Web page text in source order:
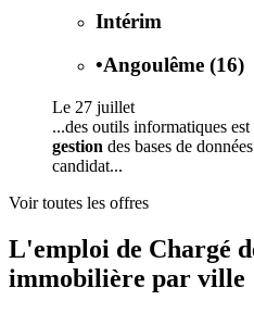
Intérim
•Angoulême (16)
Le 27 juillet
...des outils informatiques
gestion des bases de
candidat...
Voir toutes les offres
L'emploi de Chargé
immobilière par ville